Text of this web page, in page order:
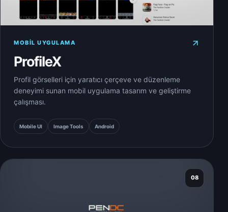
MOBIL UYGULAMA
ProfileX
Profil görselleri için yaratıcı çerçeve ve düzenleme
deneyimi sunan mobil uygulama tasarım ve geliştirme
çalışması.
Mobile UI Image Tools Android
08